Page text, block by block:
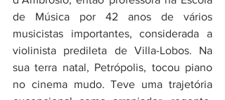
de Música por 42 anos de vários
musicistas importantes, considerada a
violinista predileta de Villa-Lobos. Na
sua terra natal, Petrópolis, tocou piano
no cinema mudo. Teve uma trajetória